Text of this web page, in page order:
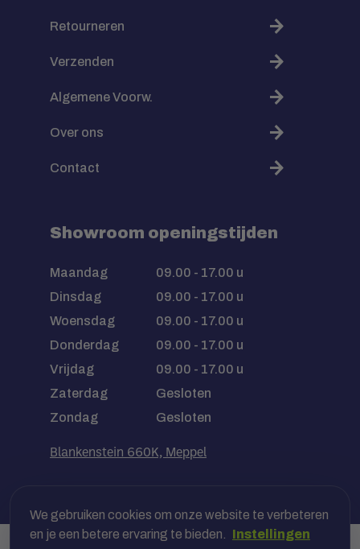
Retourneren
Verzenden
Algemene Voorw.
Over ons
Contact
Showroom openingstijden
Maandag
09.00 - 17.00 u
Dinsdag
09.00 - 17.00 u
Woensdag
09.00 - 17.00 u
Donderdag
09.00 - 17.00 u
Vrijdag
09.00 - 17.00 u
Zaterdag
Gesloten
Zondag
Gesloten
Blankenstein 660K, Meppel
We gebruiken cookies om onze website te verbeteren
en je een betere ervaring te bieden.
Instellingen